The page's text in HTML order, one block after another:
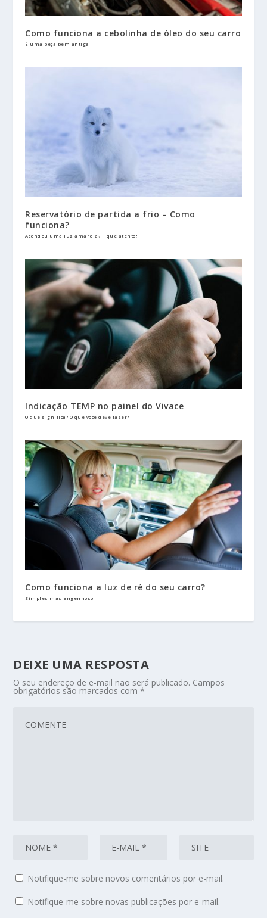
Como funciona a cebolinha de óleo do seu carro
É uma peça bem antiga
Reservatório de partida a frio – Como
funciona?
Acendeu uma luz amarela? Fique atento!
Indicação TEMP no painel do Vivace
O que significa? O que você deve fazer?
Como funciona a luz de ré do seu carro?
Simples mas engenhoso
DEIXE UMA RESPOSTA
O seu endereço de e-mail não será publicado. Campos
obrigatórios são marcados com*
Notifique-me sobre novos comentários por e-mail.
Notifique-me sobre novas publicações por e-mail.